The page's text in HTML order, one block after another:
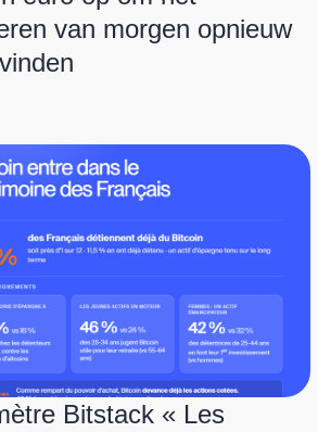
van morgen opnieuw
Bitstack « Les